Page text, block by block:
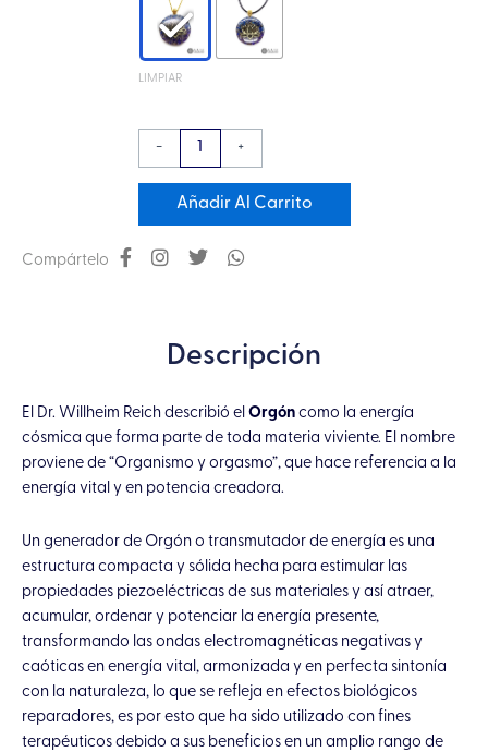
LIMPIAR
-
Flor
Loto
Ágatas
+
Añadir Al Carrito
Compártelo
Descripción
El Dr. Willheim Reich describió el Orgón como la energía
cósmica que forma parte de toda materia viviente. El nombre
proviene de “Organismo y orgasmo”, que hace referencia a la
energía vital y en potencia creadora.
Un generador de Orgón o transmutador de energía es una
estructura compacta y sólida hecha para estimular las
propiedades piezoeléctricas de sus materiales y así atraer,
acumular, ordenar y potenciar la energía presente,
transformando las ondas electromagnéticas negativas y
caóticas en energía vital, armonizada y en perfecta sintonía
con la naturaleza, lo que se refleja en efectos biológicos
reparadores, es por esto que ha sido utilizado con fines
terapéuticos debido a sus beneficios en un amplio rango de